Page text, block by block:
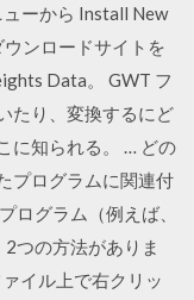
ーから Install New
ンロードサイトを
Data。 GWT フ
たり、変換するにど
に知られる。 … どの
プログラムに関連付
ログラム（例えば、
つの方法がありま
イル上で右クリッ